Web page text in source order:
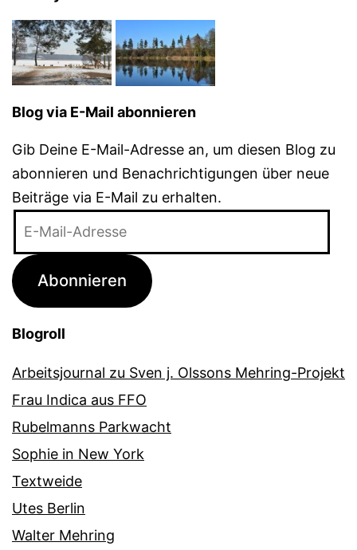
Blog via E-Mail abonnieren
Gib Deine E-Mail-Adresse an, um diesen Blog zu
abonnieren und Benachrichtigungen über neue
Beiträge via E-Mail zu erhalten.
Adresse
Abonnieren
Blogroll
Arbeitsjournal zu Sven j. Olssons Mehring-Projekt
Frau Indica aus FFO
Rubelmanns Parkwacht
Sophie in New York
Textweide
Utes Berlin
Walter Mehring